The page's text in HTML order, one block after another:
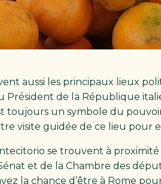
aussi les principaux lieux
Président de la République
toujours un symbole du
visite guidée de ce lieu pour
se trouvent à
et de la Chambre des
la chance d’être à Rome